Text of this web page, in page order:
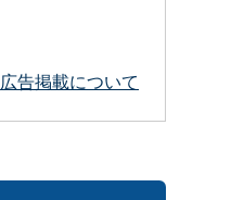
広告掲載について